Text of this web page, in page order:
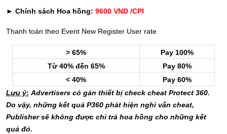
► Chính sách Hoa hồng: 9600 VND /CPI
Thanh toán theo Event New Register User rate
> 65%
Pay 100%
Từ 40% đến 65%
Pay 80%
< 40%
Pay 60%
Lưu ý: Advertisers có gán thiết bị check cheat Protect 360.
Do vậy, những kết quả P360 phát hiện nghi vấn cheat,
Publisher sẽ không được chi trả hoa hồng cho những kết
quả đó.